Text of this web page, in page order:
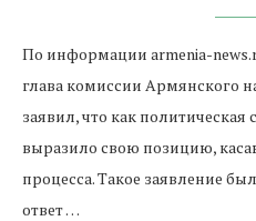
По информации armenia-
глава комиссии Армянского
заявил, что как политическая
выразило свою позицию,
процесса. Такое заявление
ответ …